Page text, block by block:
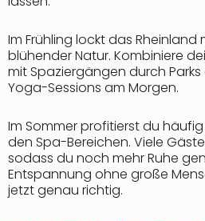
Im Frühling lockt das Rheinland
blühender Natur. Kombiniere
mit Spaziergängen durch
Yoga-Sessions am Morgen.
Im Sommer profitierst du
den Spa-Bereichen. Viele
sodass du noch mehr Ruhe
Entspannung ohne große
jetzt genau richtig.